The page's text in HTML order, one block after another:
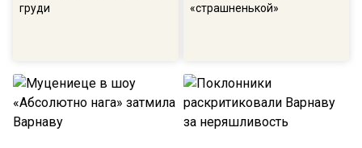
груди
«страшненькой»